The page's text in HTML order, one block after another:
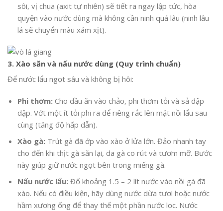
sôi, vị chua (axit tự nhiên) sẽ tiết ra ngay lập tức, hòa
quyện vào nước dùng mà không cần ninh quá lâu (ninh lâu
lá sẽ chuyển màu xám xịt).
3. Xào săn và nấu nước dùng (Quy trình chuẩn)
Để nước lẩu ngọt sâu và không bị hôi:
Phi thơm: Cho dầu ăn vào chảo, phi thơm tỏi và sả đập
dập. Vớt một ít tỏi phi ra để riêng rắc lên mặt nồi lẩu sau
cùng (tăng độ hấp dẫn).
Xào gà: Trút gà đã ớp vào xào ở lửa lớn. Đảo nhanh tay
cho đến khi thịt gà săn lại, da gà co rút và tươm mỡ. Bước
này giúp giữ nước ngọt bên trong miếng gà.
Nấu nước lẩu: Đổ khoảng 1.5 – 2 lít nước vào nồi gà đã
xào. Nếu có điều kiện, hãy dùng nước dừa tươi hoặc nước
hầm xương ống để thay thế một phần nước lọc. Nước